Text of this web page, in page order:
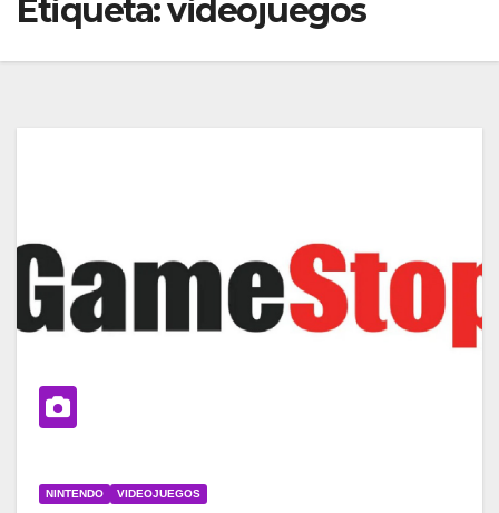
Etiqueta:videojuegos
NINTENDO VIDEOJUEGOS